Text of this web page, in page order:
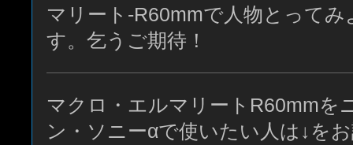
マリート-R60mmで人物とって
す。乞うご期待！
マクロ・エルマリートR60mmを
ン・ソニーαで使いたい人は↓を